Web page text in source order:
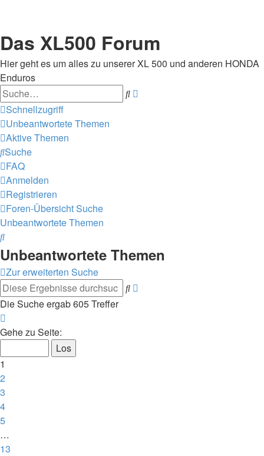
Das XL500 Forum
Hier geht es um alles zu unserer XL 500 und anderen HONDA
Enduros
Suche
Schnellzugriff
Unbeantwortete Themen
Aktive Themen
Suche
FAQ
Anmelden
Registrieren
Foren-ÜbersichtSuche
Unbeantwortete Themen
Suche
Unbeantwortete Themen
Zur erweiterten Suche
Suche
Die Suche ergab 605 Treffer
1
13
Gehe zu Seite:
1
2
3
4
5
…
13